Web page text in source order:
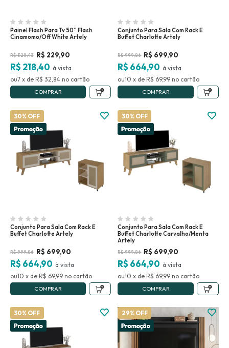
Painel Flash Para Tv 50'' Flash
Cinamomo/Off White Artely
R$328,43 R$ 229,90
R$ 218,40
7 x de R$ 32,84 no
COMPRAR
Conjunto Para Sala Com Rack E
Buffet Charlotte Artely
R$999,86 R$ 699,90
R$ 664,90
10 x de R$ 69,99 no
COMPRAR
30% OFF
Conjunto Para Sala Com Rack E
Buffet Charlotte Artely
R$999,86 R$ 699,90
R$ 664,90
10 x de R$ 69,99 no
COMPRAR
30% OFF
Conjunto Para Sala Com Rack E
Buffet Charlotte Carvalho/Menta
Artely
R$999,86 R$ 699,90
R$ 664,90
10 x de R$ 69,99 no
COMPRAR
30% OFF 29% OFF